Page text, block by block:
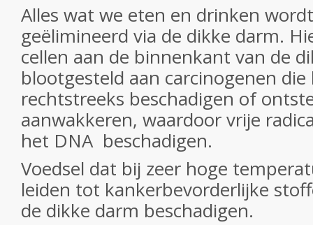
Alles wat we eten en drinken
geëlimineerd via de dikke darm.
cellen aan de binnenkant van de
blootgesteld aan carcinogenen
rechtstreeks beschadigen of
aanwakkeren, waardoor vrije
het DNA beschadigen.
Voedsel dat bij zeer hoge
leiden tot kankerbevorderlijke
de dikke darm beschadigen.